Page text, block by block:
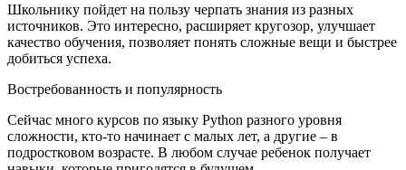
Школьнику пойдет на пользу черпать знания из разных
источников. Это интересно, расширяет кругозор, улучшает
качество обучения, позволяет понять сложные вещи и быстрее
добиться успеха.
Востребованность и популярность
Сейчас много курсов по языку Python разного уровня
сложности, кто-то начинает с малых лет, а другие – в
подростковом возрасте. В любом случае ребенок получает